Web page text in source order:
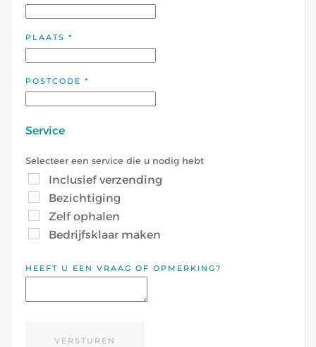
PLAATS *
POSTCODE *
Service
Selecteer een service die u nodig hebt
Inclusief verzending
Bezichtiging
Zelf ophalen
Bedrijfsklaar maken
HEEFT U EEN VRAAG OF OPMERKING?
VERSTUREN